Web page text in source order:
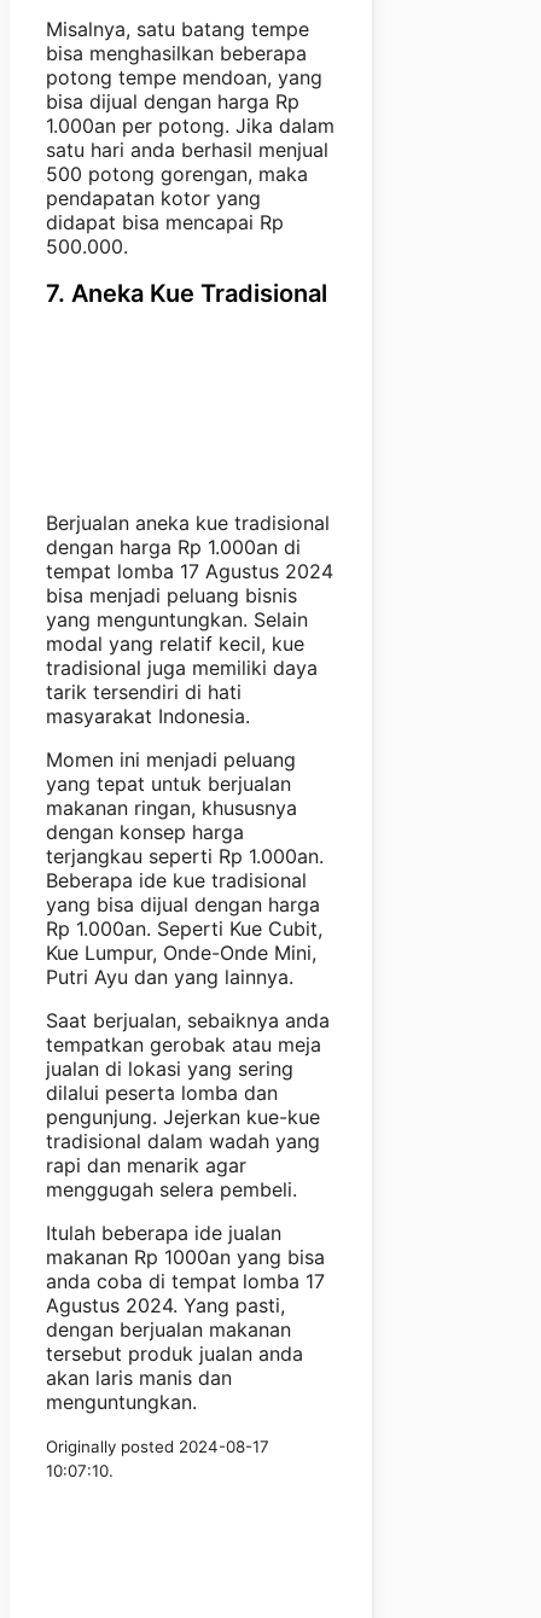
Misalnya, satu batang tempe
bisa menghasilkan beberapa
potong tempe mendoan, yang
bisa dijual dengan harga Rp
1.000an per potong. Jika dalam
satu hari anda berhasil menjual
500 potong gorengan, maka
pendapatan kotor yang
didapat bisa mencapai Rp
500.000.
7. Aneka Kue Tradisional
Berjualan aneka kue tradisional
dengan harga Rp 1.000an di
tempat lomba 17 Agustus 2024
bisa menjadi peluang bisnis
yang menguntungkan. Selain
modal yang relatif kecil, kue
tradisional juga memiliki daya
tarik tersendiri di hati
masyarakat Indonesia.
Momen ini menjadi peluang
yang tepat untuk berjualan
makanan ringan, khususnya
dengan konsep harga
terjangkau seperti Rp 1.000an.
Beberapa ide kue tradisional
yang bisa dijual dengan harga
Rp 1.000an. Seperti Kue Cubit,
Kue Lumpur, Onde-Onde Mini,
Putri Ayu dan yang lainnya.
Saat berjualan, sebaiknya anda
tempatkan gerobak atau meja
jualan di lokasi yang sering
dilalui peserta lomba dan
pengunjung. Jejerkan kue-kue
tradisional dalam wadah yang
rapi dan menarik agar
menggugah selera pembeli.
Itulah beberapa ide jualan
makanan Rp 1000an yang bisa
anda coba di tempat lomba 17
Agustus 2024. Yang pasti,
dengan berjualan makanan
tersebut produk jualan anda
akan laris manis dan
menguntungkan.
Originally posted 2024-08-17
10:07:10.